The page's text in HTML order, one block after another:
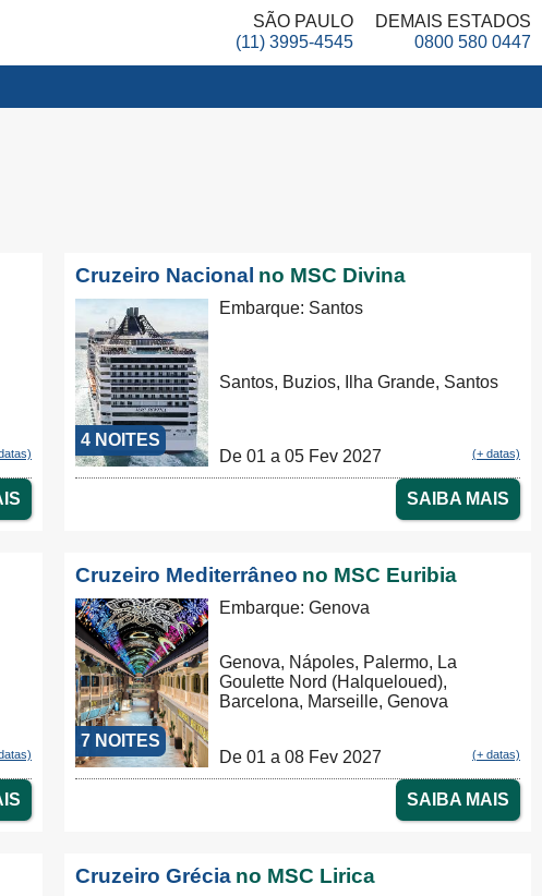
DEMAIS ESTADOS
0800 580 0447
SÃO PAULO
(11) 3995-4545
Cruzeiro Nacional no MSC Divina
4 NOITES
Embarque: Santos
Santos, Buzios, Ilha Grande, Santos
De 01 a 05 Fev 2027 (+ datas)
SAIBA MAIS
Cruzeiro Mediterrâneo no MSC Euribia
7 NOITES
Embarque: Genova
Genova, Nápoles, Palermo, La
Goulette Nord (Halqueloued),
Barcelona, Marseille, Genova
De 01 a 08 Fev 2027 (+ datas)
SAIBA MAIS
Cruzeiro Grécia no MSC Lirica